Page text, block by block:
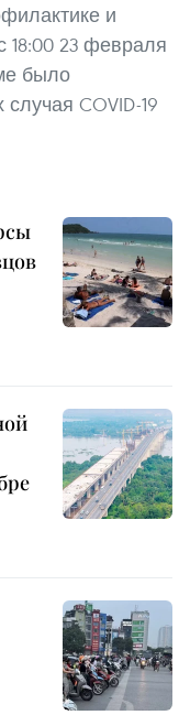
и
18:00 23 февраля
было
COVID-19